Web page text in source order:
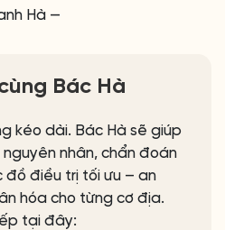
Hà —
Bác Hà
kéo dài. Bác Hà sẽ giúp
nhân, chẩn đoán
đồ điều trị tối ưu – an
hóa cho từng cơ địa.
tại đây: